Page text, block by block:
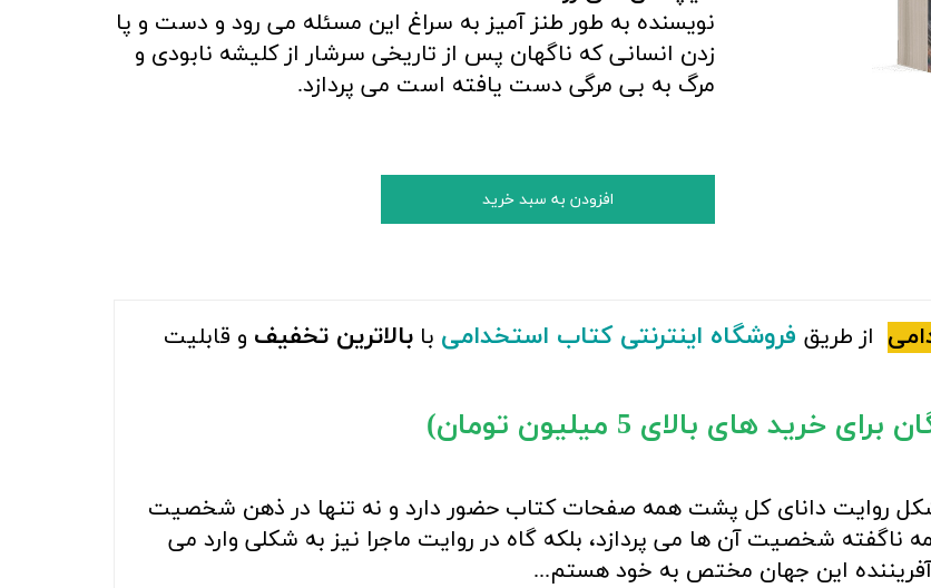
نویسنده به طور طنز آمیز به سراغ این مسئله می رود و دست و پا
زدن انسانی که ناگهان پس از تاریخی سرشار از کلیشه نابودی و
مرگ به بی مرگی دست یافته است می پردازد.
افزودن به سبد خرید
از طریق فروشگاه اینترنتی کتاب استخدامی با بالاترین تخفیف و قابلیت
خرید های بالای 5 میلیون تومان)
شکل روایت دانای کل پشت همه صفحات کتاب حضور دارد و نه تنها در ذهن شخصیت
شخصیت آن ها می پردازد، بلکه گاه در روایت ماجرا نیز به شکلی وارد می
آفریننده این جهان مختص به خود هستم...